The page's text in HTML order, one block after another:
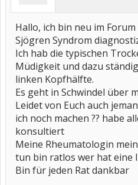
Hallo, ich bin neu im
Sjögren Syndrom
Ich hab die typischen
Müdigkeit und dazu
linken Kopfhälfte.
Es geht in Schwindel über
Leidet von Euch auch
ich noch machen ?? habe
konsultiert
Meine Rheumatologin
tun bin ratlos wer hat eine
Bin für jeden Rat dankbar